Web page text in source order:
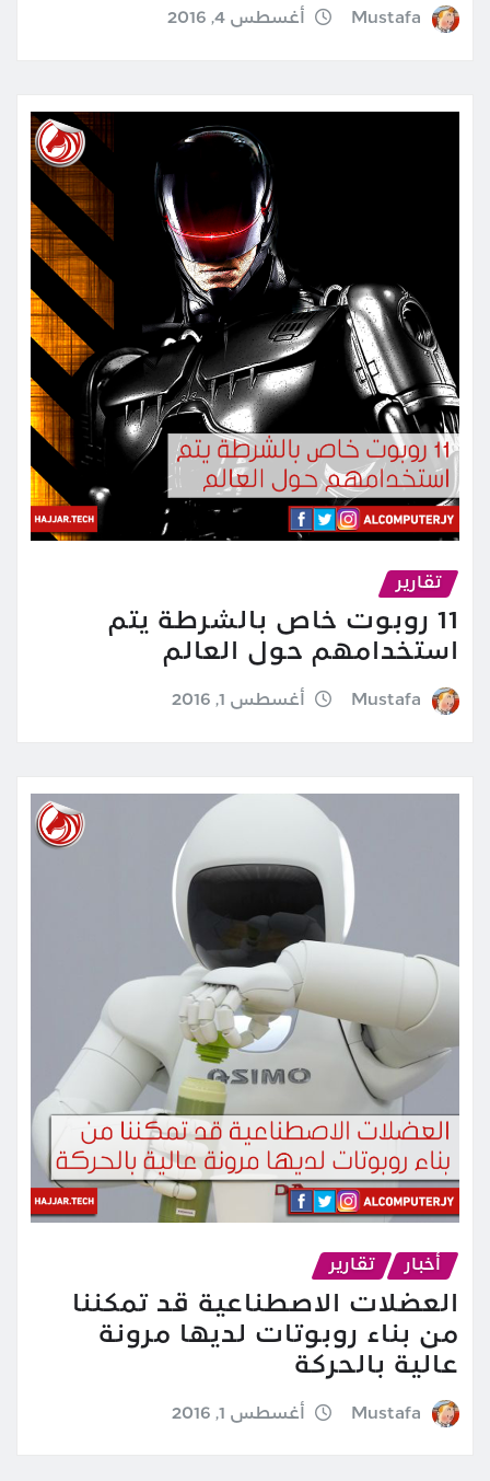
Mustafa أغسطس 4, 2016
تقارير
11 روبوت خاص بالشرطة يتم
استخدامهم حول العالم
Mustafa أغسطس 1, 2016
أخبار تقارير
العضلات الاصطناعية قد تمكننا
من بناء روبوتات لديها مرونة
عالية بالحركة
Mustafa أغسطس 1, 2016